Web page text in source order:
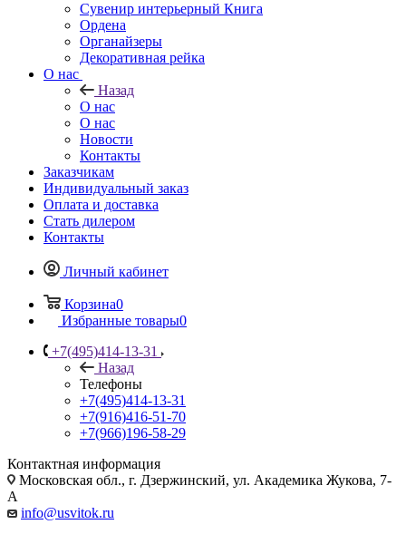
Сувенир интерьерный Книга
Ордена
Органайзеры
Декоративная рейка
О нас
Назад
О нас
О нас
Новости
Контакты
Заказчикам
Индивидуальный заказ
Оплата и доставка
Стать дилером
Контакты
Личный кабинет
Корзина0
Избранные товары0
+7(495)414-13-31
Назад
Телефоны
+7(495)414-13-31
+7(916)416-51-70
+7(966)196-58-29
Контактная информация
Московская обл., г. Дзержинский, ул. Академика Жукова, 7-
А
info@usvitok.ru